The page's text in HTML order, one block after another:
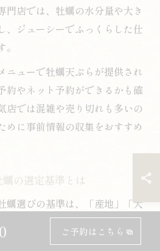
門店では、牡蠣の水分量や大き
、ジューシーでふっくらした仕
ニューで牡蠣天ぷらが提供され
約やネット予約ができるかも確
店では混雑や売り切れも多いの
めに事前情報の収集をおすすめ
の選定基準とは
蠣選びの基準は、「産地」「大
ります。まず、産地が明確で信
も濃厚で食感も良いのが特長で
ご予約はこちら